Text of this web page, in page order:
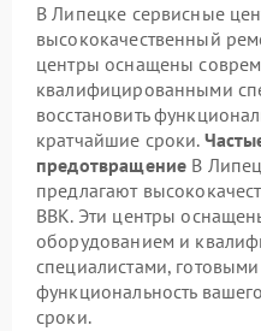
В Липецке сервисные
высококачественный
центры оснащены
квалифицированными
восстановить
кратчайшие сроки.
предотвращение В
предлагают
BBK. Эти центры
оборудованием и
специалистами, готовыми
функциональность
сроки.